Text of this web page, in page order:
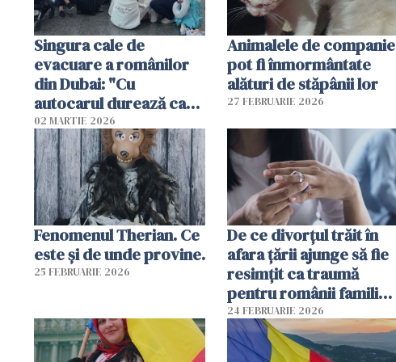
Singura cale de
evacuare a românilor
din Dubai: "Cu
autocarul durează cam
două zile"
02 MARTIE 2026
Animalele de companie
pot fi înmormântate
alături de stăpânii lor
27 FEBRUARIE 2026
Fenomenul Therian. Ce
este și de unde provine.
25 FEBRUARIE 2026
De ce divorțul trăit în
afara țării ajunge să fie
resimțit ca traumă
pentru românii familiști
și tradiționaliști?
24 FEBRUARIE 2026